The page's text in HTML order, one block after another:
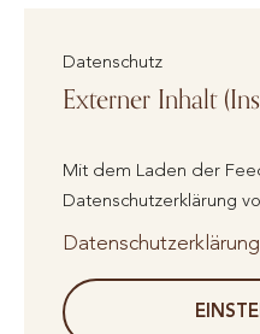
Datenschutz
Externer Inhalt
Mit dem Laden der
Datenschutzerklärung
Datenschutzerklärung